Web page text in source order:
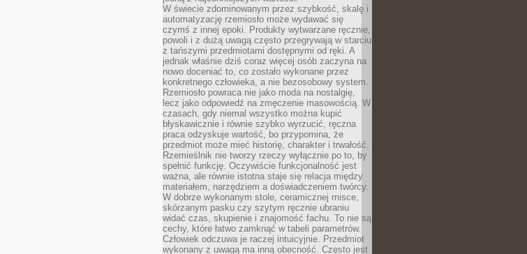
W świecie zdominowanym przez szybkość, skalę i
automatyzację rzemiosło może wydawać się
czymś z innej epoki. Produkty wytwarzane ręcznie,
powoli i z dużą uwagą często przegrywają w starciu
z tańszymi przedmiotami dostępnymi od ręki. A
jednak właśnie dziś coraz więcej osób zaczyna na
nowo doceniać to, co zostało wykonane przez
konkretnego człowieka, a nie bezosobowy system.
Rzemiosło powraca nie jako moda na nostalgię,
lecz jako odpowiedź na zmęczenie masowością. W
czasach, gdy niemal wszystko można kupić
błyskawicznie i równie szybko wyrzucić, ręczna
praca odzyskuje wartość, bo przypomina, że
przedmiot może mieć historię, charakter i trwałość.
Rzemieślnik nie tworzy rzeczy wyłącznie po to, by
spełnić funkcję. Oczywiście funkcjonalność jest
ważna, ale równie istotna staje się relacja między
materiałem, narzędziem a doświadczeniem twórcy.
W dobrze wykonanym stole, ceramicznej misce,
skórzanym pasku czy szytym ręcznie ubraniu
widać czas, skupienie i znajomość fachu. To nie są
cechy, które łatwo zamknąć w tabeli parametrów.
Człowiek odczuwa je raczej intuicyjnie. Przedmiot
wykonany z uwagą ma inną obecność. Często jest